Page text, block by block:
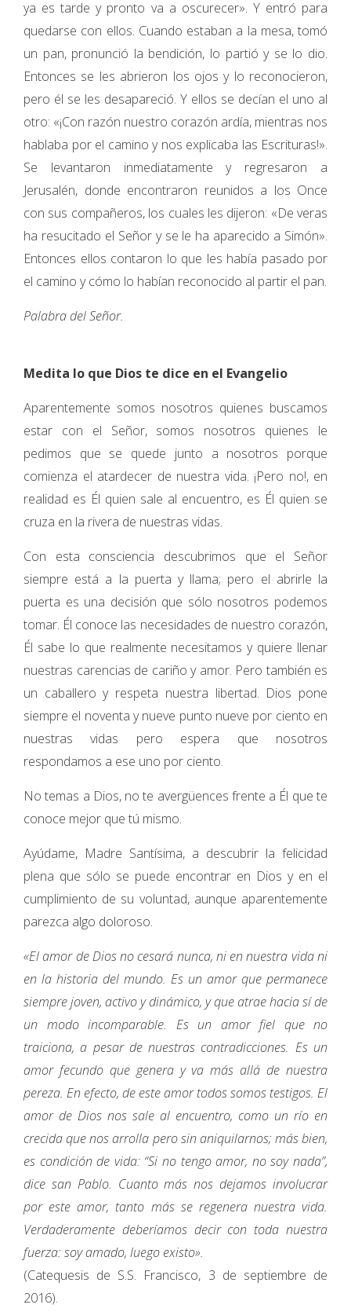
ya es tarde y pronto va a oscurecer». Y entró para
quedarse con ellos. Cuando estaban a la mesa, tomó
un pan, pronunció la bendición, lo partió y se lo dio.
Entonces se les abrieron los ojos y lo reconocieron,
pero él se les desapareció. Y ellos se decían el uno al
otro: «¡Con razón nuestro corazón ardía, mientras nos
hablaba por el camino y nos explicaba las Escrituras!».
Se levantaron inmediatamente y regresaron a
Jerusalén, donde encontraron reunidos a los Once
con sus compañeros, los cuales les dijeron: «De veras
ha resucitado el Señor y se le ha aparecido a Simón».
Entonces ellos contaron lo que les había pasado por
el camino y cómo lo habían reconocido al partir el pan.
Palabra del Señor.
Medita lo que Dios te dice en el Evangelio
Aparentemente somos nosotros quienes buscamos
estar con el Señor, somos nosotros quienes le
pedimos que se quede junto a nosotros porque
comienza el atardecer de nuestra vida. ¡Pero no!, en
realidad es Él quien sale al encuentro, es Él quien se
cruza en la rivera de nuestras vidas.
Con esta consciencia descubrimos que el Señor
siempre está a la puerta y llama; pero el abrirle la
puerta es una decisión que sólo nosotros podemos
tomar. Él conoce las necesidades de nuestro corazón,
Él sabe lo que realmente necesitamos y quiere llenar
nuestras carencias de cariño y amor. Pero también es
un caballero y respeta nuestra libertad. Dios pone
siempre el noventa y nueve punto nueve por ciento en
nuestras vidas pero espera que nosotros
respondamos a ese uno por ciento.
No temas a Dios, no te avergüences frente a Él que te
conoce mejor que tú mismo.
Ayúdame, Madre Santísima, a descubrir la felicidad
plena que sólo se puede encontrar en Dios y en el
cumplimiento de su voluntad, aunque aparentemente
parezca algo doloroso.
«El amor de Dios no cesará nunca, ni en nuestra vida ni
en la historia del mundo. Es un amor que permanece
siempre joven, activo y dinámico, y que atrae hacia sí de
un modo incomparable. Es un amor fiel que no
traiciona, a pesar de nuestras contradicciones. Es un
amor fecundo que genera y va más allá de nuestra
pereza. En efecto, de este amor todos somos testigos. El
amor de Dios nos sale al encuentro, como un río en
crecida que nos arrolla pero sin aniquilarnos; más bien,
es condición de vida: “Si no tengo amor, no soy nada”,
dice san Pablo. Cuanto más nos dejamos involucrar
por este amor, tanto más se regenera nuestra vida.
Verdaderamente deberíamos decir con toda nuestra
fuerza: soy amado, luego existo».
(Catequesis de S.S. Francisco, 3 de septiembre de
2016).